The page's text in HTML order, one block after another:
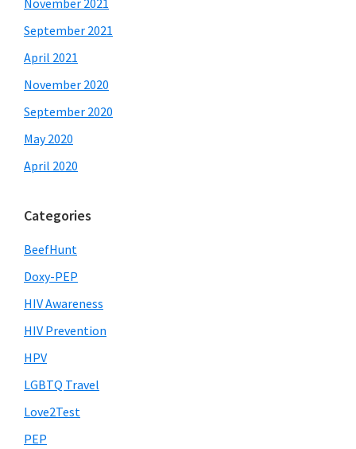
November 2021
September 2021
April 2021
November 2020
September 2020
May 2020
April 2020
Categories
BeefHunt
Doxy-PEP
HIV Awareness
HIV Prevention
HPV
LGBTQ Travel
Love2Test
PEP